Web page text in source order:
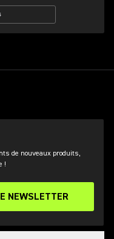
de nouveaux produits,
!
NEWSLETTER